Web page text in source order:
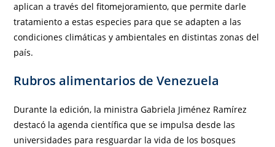
aplican a través del fitomejoramiento, que permite darle
tratamiento a estas especies para que se adapten a las
condiciones climáticas y ambientales en distintas zonas del
país.
Rubros alimentarios de Venezuela
Durante la edición, la ministra Gabriela Jiménez Ramírez
destacó la agenda científica que se impulsa desde las
universidades para resguardar la vida de los bosques